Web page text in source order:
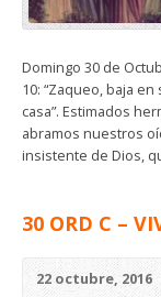
Domingo 30 de
10: “Zaqueo, baja
casa”. Estimados
abramos nuestros
insistente de Dios,
30 ORD C –
22 octubre, 2016